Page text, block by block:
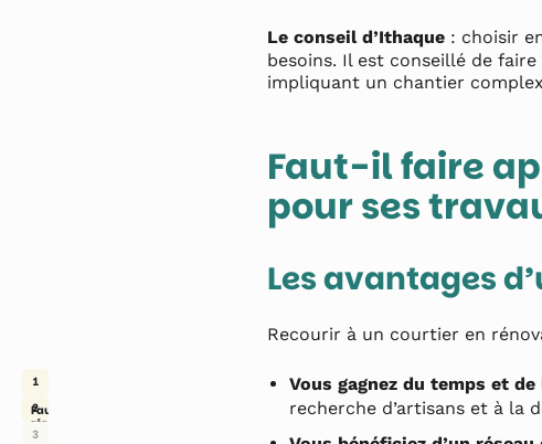
1
2
Faut-il faire appel à un courtier en
rénovation pour ses travaux ?
3
Le conseil d’Ithaque: choisir
besoins. Il est conseillé de
impliquant un chantier
Faut-il faire
pour ses
Les avantages
Recourir à un courtier en
Vous gagnez du temps et de
recherche d’artisans et à la